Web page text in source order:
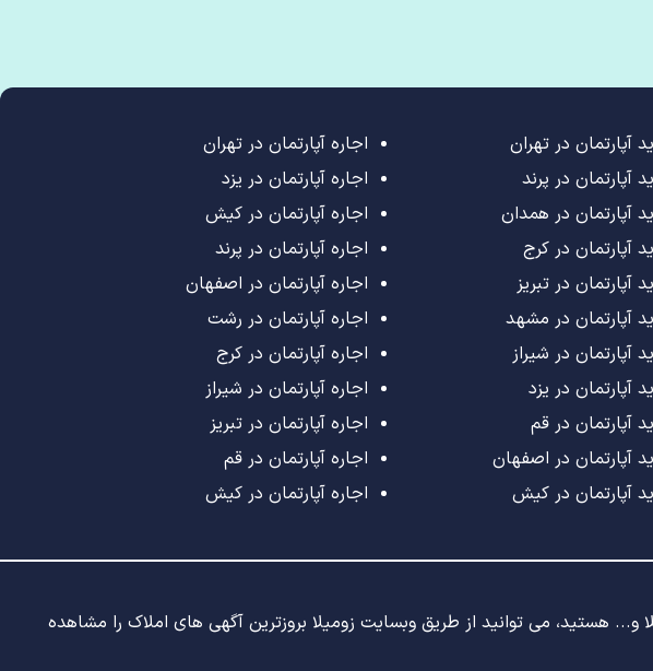
آپارتمان در تهران
آپارتمان در پرند
آپارتمان در همدان
آپارتمان در کرج
آپارتمان در تبریز
آپارتمان در مشهد
آپارتمان در شیراز
آپارتمان در یزد
آپارتمان در قم
آپارتمان در اصفهان
آپارتمان در کیش
اجاره آپارتمان در تهران
اجاره آپارتمان در یزد
اجاره آپارتمان در کیش
اجاره آپارتمان در پرند
اجاره آپارتمان در اصفهان
اجاره آپارتمان در رشت
اجاره آپارتمان در کرج
اجاره آپارتمان در شیراز
اجاره آپارتمان در تبریز
اجاره آپارتمان در قم
اجاره آپارتمان در کیش
و... هستید، می توانید از طریق وبسایت زومیلا بروزترین آگهی های املاک را مشاهده